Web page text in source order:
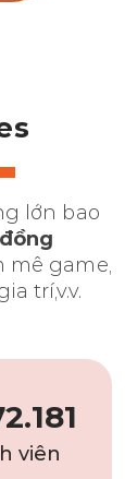
lớn bao
mê game,
trí,v.v.
viên